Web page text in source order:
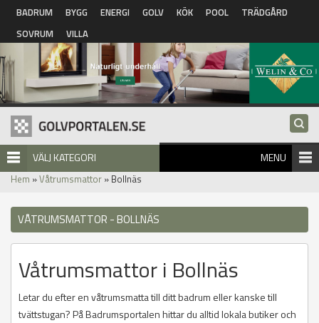
Hoppa till huvudinnehåll
BADRUM BYGG ENERGI GOLV KÖK POOL
TRÄDGÅRD
SOVRUM
VILLA
VÄLJ KATEGORI MENU
Hem »Våtrumsmattor » Bollnäs
VÅTRUMSMATTOR - BOLLNÄS
Våtrumsmattor i Bollnäs
Letar du efter en våtrumsmatta till ditt badrum eller kanske till
tvättstugan? På Badrumsportalen hittar du alltid lokala butiker och